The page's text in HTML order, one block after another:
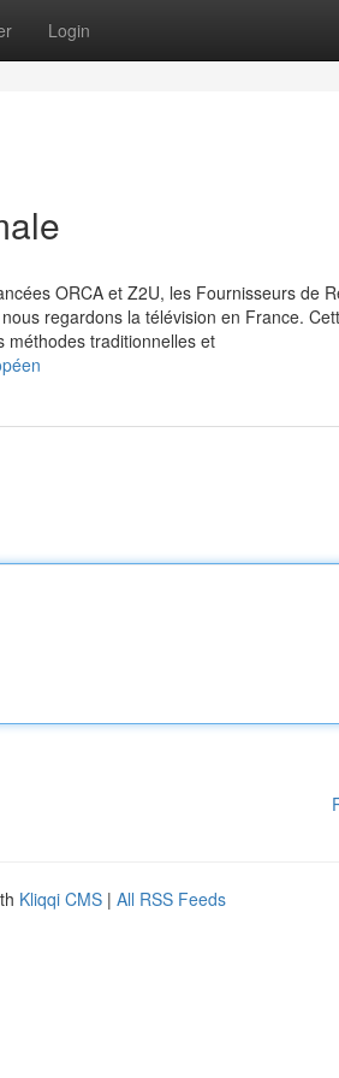
Login
ORCA et Z2U, les Fournisseurs de
regardons la télévision en France.
méthodes traditionnelles et
Kliqqi CMS | All RSS Feeds